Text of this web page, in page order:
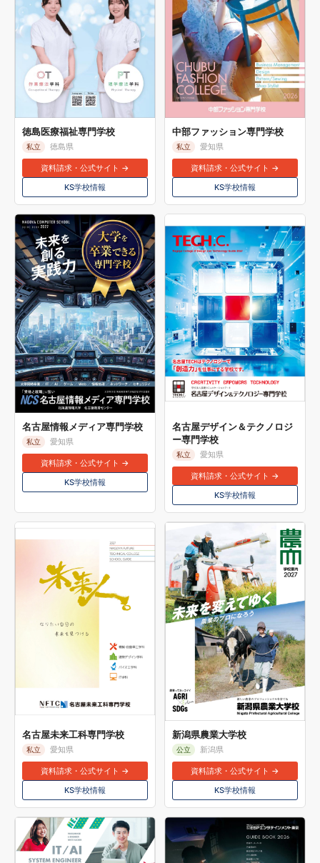
徳島医療福祉専門学校
私立 徳島県
資料請求・公式サイト →
KS学校情報
中部ファッション専門学校
私立 愛知県
資料請求・公式サイト →
KS学校情報
名古屋情報メディア専門学校
私立 愛知県
資料請求・公式サイト →
KS学校情報
名古屋デザイン＆テクノロジ
ー専門学校
私立 愛知県
資料請求・公式サイト →
KS学校情報
名古屋未来工科専門学校
私立 愛知県
資料請求・公式サイト →
KS学校情報
新潟県農業大学校
公立 新潟県
資料請求・公式サイト →
KS学校情報